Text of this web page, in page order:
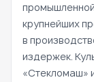
крупнейших
в
издержек.
«Стекломаш»